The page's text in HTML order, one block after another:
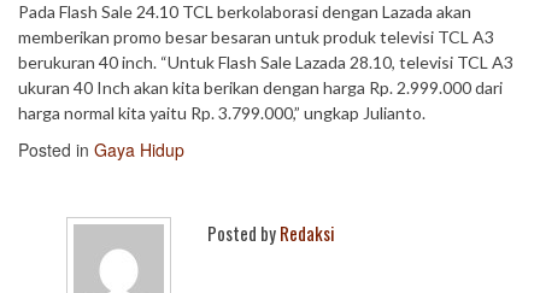
Pada Flash Sale 24.10 TCL berkolaborasi dengan Lazada akan
memberikan promo besar besaran untuk produk televisi TCL A3
berukuran 40 inch. “Untuk Flash Sale Lazada 28.10, televisi TCL A3
ukuran 40 Inch akan kita berikan dengan harga Rp. 2.999.000 dari
harga normal kita yaitu Rp. 3.799.000,” ungkap Julianto.
Posted in Gaya Hidup
Posted byRedaksi